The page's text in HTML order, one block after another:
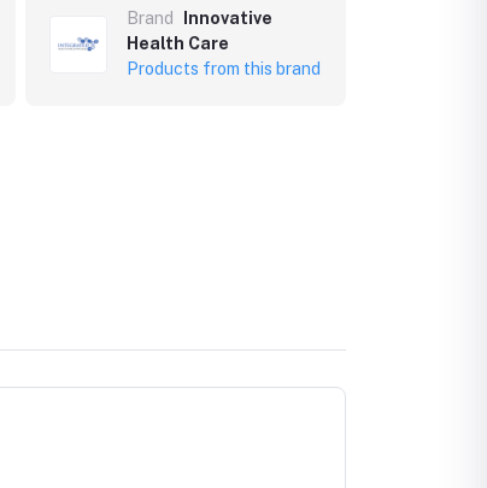
Brand
Innovative
Health Care
Products from this brand